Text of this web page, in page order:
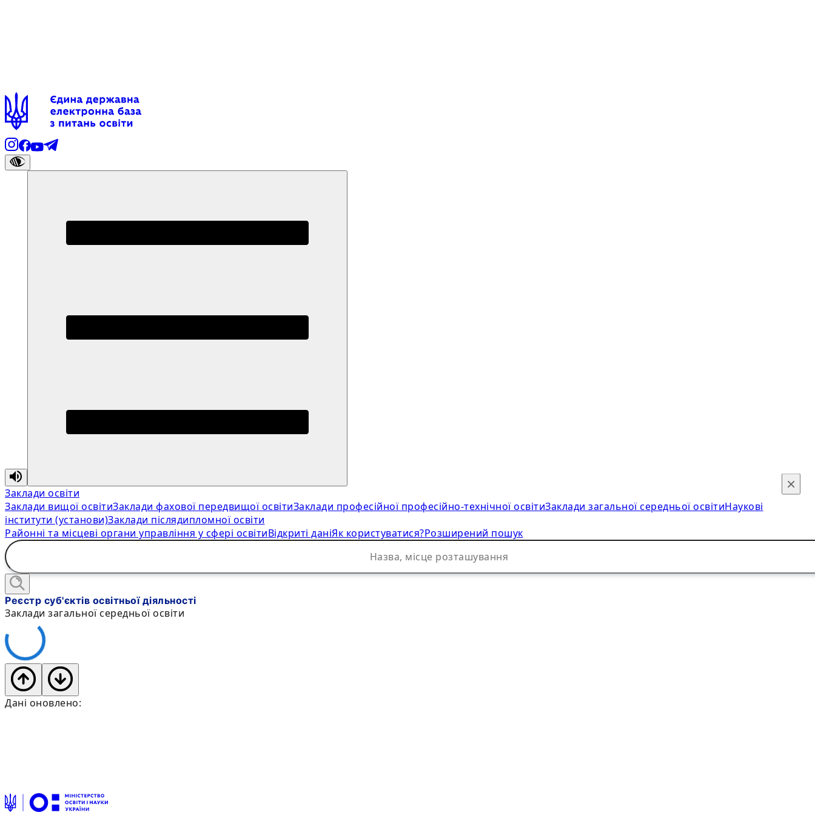
Заклади освіти
Заклади вищої освітиЗаклади фахової передвищої освітиЗаклади професійної професійно-технічної освітиЗаклади загальної середньої освітиНаукові
інститути (установи)Заклади післядипломної освіти
Районні та місцеві органи управління у сфері освітиВідкриті даніЯк користуватися?Розширений пошук
×
Реєстр суб'єктів освітньої діяльності
Заклади загальної середньої освіти
Дані оновлено: